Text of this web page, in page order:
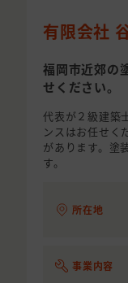
有限会社
福岡市近郊の
せください。
代表が２級建築
ンスはお任せく
があります。塗
す。
所在地
事業内容